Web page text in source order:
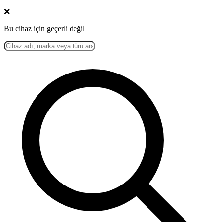
❌
Bu cihaz için geçerli değil